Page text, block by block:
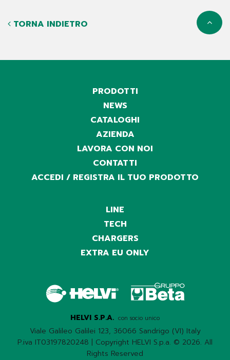
TORNA INDIETRO
PRODOTTI
NEWS
CATALOGHI
AZIENDA
LAVORA CON NOI
CONTATTI
ACCEDI / REGISTRA IL TUO PRODOTTO
LINE
TECH
CHARGERS
EXTRA EU ONLY
HELVI S.P.A. con socio unico
Viale Galileo Galilei 123, 36066 Sandrigo (VI) Italy
P.iva IT03197820248 | Copyright HELVI S.p.a. © 2026. All
Rights Reserved